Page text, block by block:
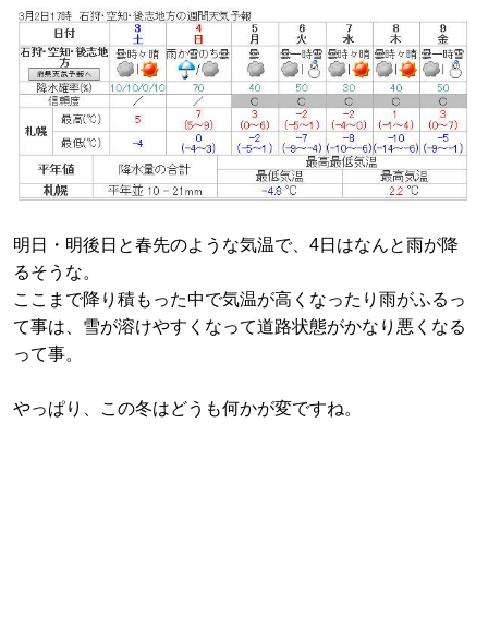
明日・明後日と春先のような気温で、4日はなんと雨が降
るそうな。
ここまで降り積もった中で気温が高くなったり雨がふるっ
て事は、雪が溶けやすくなって道路状態がかなり悪くなる
って事。
やっぱり、この冬はどうも何かが変ですね。